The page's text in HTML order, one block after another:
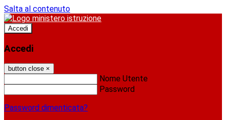
Salta al contenuto
Accedi
Accedi
button close ×
Nome Utente
Password
Password dimenticata?